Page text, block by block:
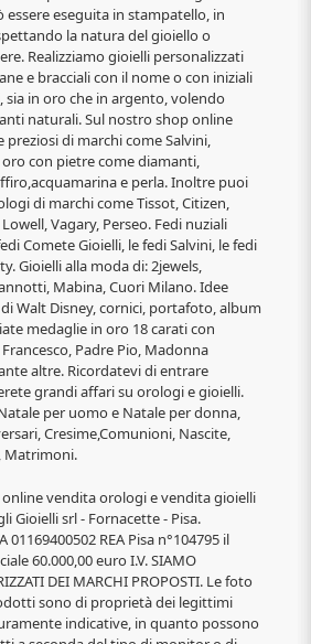
essere eseguita in stampatello, in
la natura del gioiello o
Realizziamo gioielli personalizzati
e bracciali con il nome o con iniziali
sia in oro che in argento, volendo
naturali. Sul nostro shop online
di marchi come Salvini,
con pietre come diamanti,
e perla. Inoltre puoi
di marchi come Tissot, Citizen,
Vagary, Perseo. Fedi nuziali
Comete Gioielli, le fedi Salvini, le fedi
Gioielli alla moda di: 2jewels,
Mabina, Cuori Milano. Idee
Walt Disney, cornici, portafoto, album
medaglie in oro 18 carati con
Padre Pio, Madonna
altre. Ricordatevi di entrare
grandi affari su orologi e gioielli.
per uomo e Natale per donna,
Cresime,Comunioni, Nascite,
Matrimoni.
vendita orologi e vendita gioielli
Gioielli srl - Fornacette - Pisa.
01169400502 REA Pisa n°104795 il
60.000,00 euro I.V. SIAMO
DEI MARCHI PROPOSTI. Le foto
sono di proprietà dei legittimi
indicative, in quanto possono